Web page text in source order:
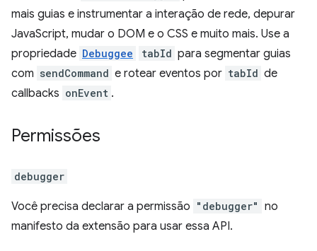
mais guias e instrumentar a interação de rede, depurar
JavaScript, mudar o DOM e o CSS e muito mais. Use a
propriedade Debuggee tabId para segmentar guias
com sendCommand e rotear eventos por tabId de
callbacks onEvent .
Permissões
debugger
Você precisa declarar a permissão "debugger" no
manifesto da extensão para usar essa API.